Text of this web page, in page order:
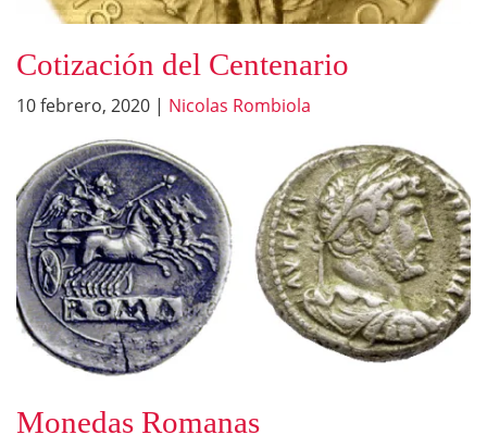
Cotización del Centenario
10 febrero, 2020 | Nicolas Rombiola
Monedas Romanas